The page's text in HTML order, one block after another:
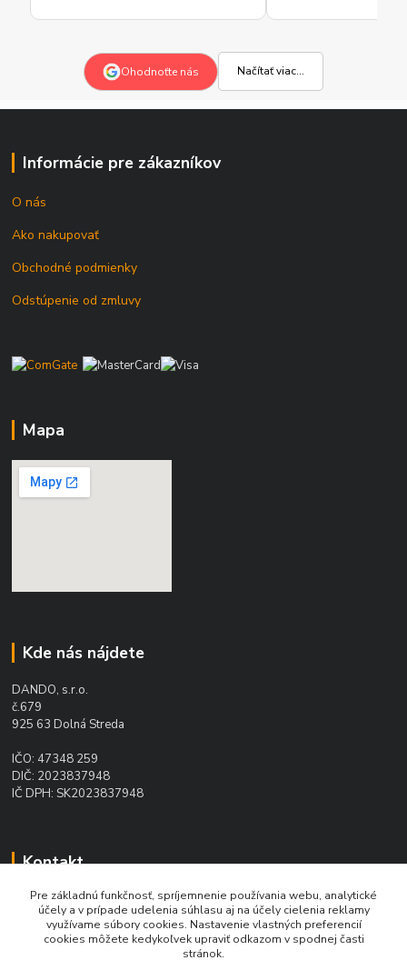
Ohodnoťte nás Načítať viac...
Informácie pre zákazníkov
O nás
Ako nakupovať
Obchodné podmienky
Odstúpenie od zmluvy
Mapa
Kde nás nájdete
DANDO, s.r.o.
č.679
925 63 Dolná Streda
IČO: 47348 259
DIČ: 2023837948
IČ DPH: SK2023837948
Kontakt
Ing. Daniel Doboš
+421 902 331 936
(Po-Pia, 8-16 hod.)
Pre základnú funkčnosť, spríjemnenie používania webu, analytické
účely a v prípade udelenia súhlasu aj na účely cielenia reklamy
využívame súbory cookies. Nastavenie vlastných preferencií
cookies môžete kedykoľvek upraviť odkazom v spodnej časti
stránok.